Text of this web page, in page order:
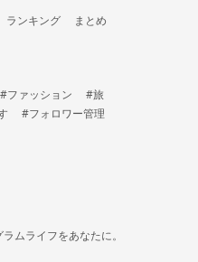
ランキング まとめ
#ファッション
#旅
#フォロワー管理
ムライフをあなたに。